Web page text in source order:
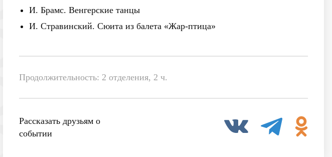
И. Брамс. Венгерские танцы
И. Стравинский. Сюита из балета «Жар-птица»
Продолжительность: 2 отделения, 2 ч.
Рассказать друзьям о
событии